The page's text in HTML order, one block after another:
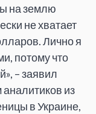
на землю
не хватает
Лично я
потому что
– заявил
из
в Украине,